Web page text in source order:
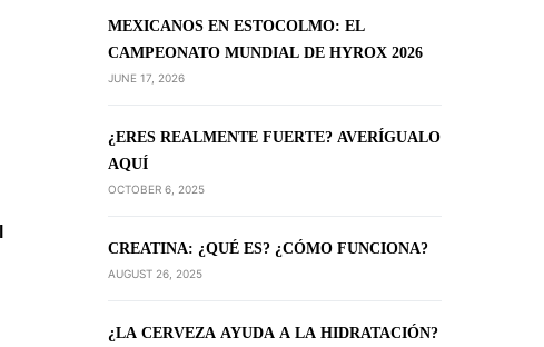
MEXICANOS EN ESTOCOLMO: EL
CAMPEONATO MUNDIAL DE HYROX 2026
JUNE 17, 2026
¿ERES REALMENTE FUERTE? AVERÍGUALO
AQUÍ
OCTOBER 6, 2025
CREATINA: ¿QUÉ ES? ¿CÓMO FUNCIONA?
AUGUST 26, 2025
¿LA CERVEZA AYUDA A LA HIDRATACIÓN?